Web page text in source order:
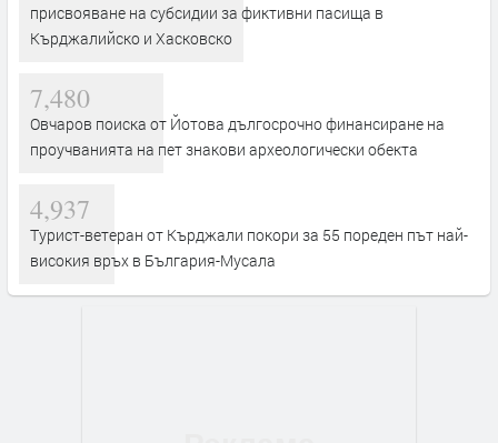
присвояване на субсидии за фиктивни пасища в
Кърджалийско и Хасковско
7,480
Овчаров поиска от Йотова дългосрочно финансиране на
проучванията на пет знакови археологически обекта
4,937
Турист-ветеран от Кърджали покори за 55 пореден път най-
високия връх в България-Мусала